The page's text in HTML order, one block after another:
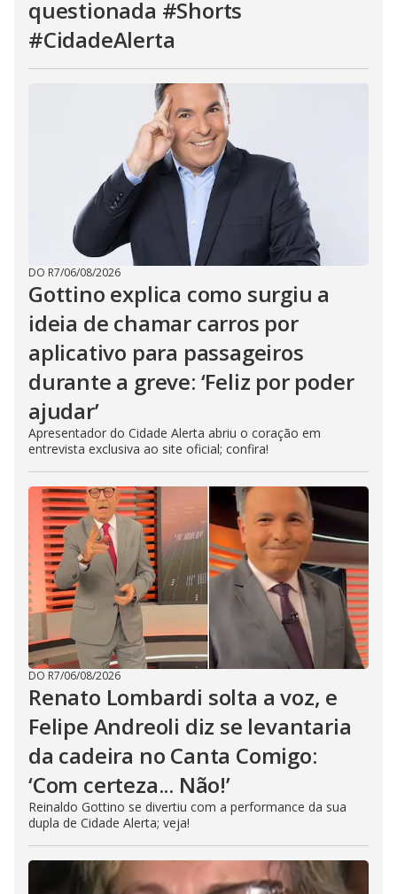
questionada #Shorts
#CidadeAlerta
DO R7/06/08/2026
Gottino explica como surgiu a
ideia de chamar carros por
aplicativo para passageiros
durante a greve: ‘Feliz por poder
ajudar’
Apresentador do Cidade Alerta abriu o coração em
entrevista exclusiva ao site oficial; confira!
DO R7/06/08/2026
Renato Lombardi solta a voz, e
Felipe Andreoli diz se levantaria
da cadeira no Canta Comigo:
‘Com certeza... Não!’
Reinaldo Gottino se divertiu com a performance da sua
dupla de Cidade Alerta; veja!